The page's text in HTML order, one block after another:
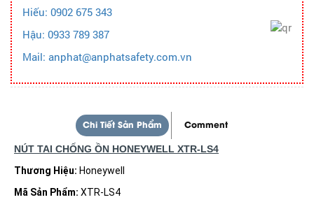
Hiếu: 0902 675 343
Hậu: 0933 789 387
Mail: anphat@anphatsafety.com.vn
Chi Tiết Sản Phẩm Comment
NÚT TAI CHỐNG ỒN HONEYWELL XTR-LS4
Thương Hiệu: Honeywell
Mã Sản Phẩm: XTR-LS4